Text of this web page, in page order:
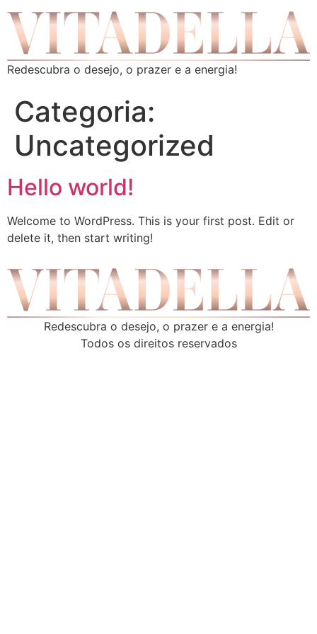
Redescubra o desejo, o prazer e a energia!
Categoria:
Uncategorized
Hello world!
Welcome to WordPress. This is your first post. Edit or
delete it, then start writing!
Redescubra o desejo, o prazer e a energia!
Todos os direitos reservados